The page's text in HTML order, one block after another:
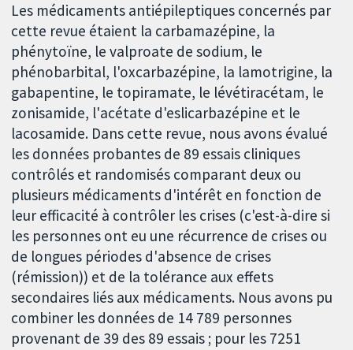
Les médicaments antiépileptiques concernés par
cette revue étaient la carbamazépine, la
phénytoïne, le valproate de sodium, le
phénobarbital, l'oxcarbazépine, la lamotrigine, la
gabapentine, le topiramate, le lévétiracétam, le
zonisamide, l'acétate d'eslicarbazépine et le
lacosamide. Dans cette revue, nous avons évalué
les données probantes de 89 essais cliniques
contrôlés et randomisés comparant deux ou
plusieurs médicaments d'intérêt en fonction de
leur efficacité à contrôler les crises (c'est-à-dire si
les personnes ont eu une récurrence de crises ou
de longues périodes d'absence de crises
(rémission)) et de la tolérance aux effets
secondaires liés aux médicaments. Nous avons pu
combiner les données de 14 789 personnes
provenant de 39 des 89 essais ; pour les 7251